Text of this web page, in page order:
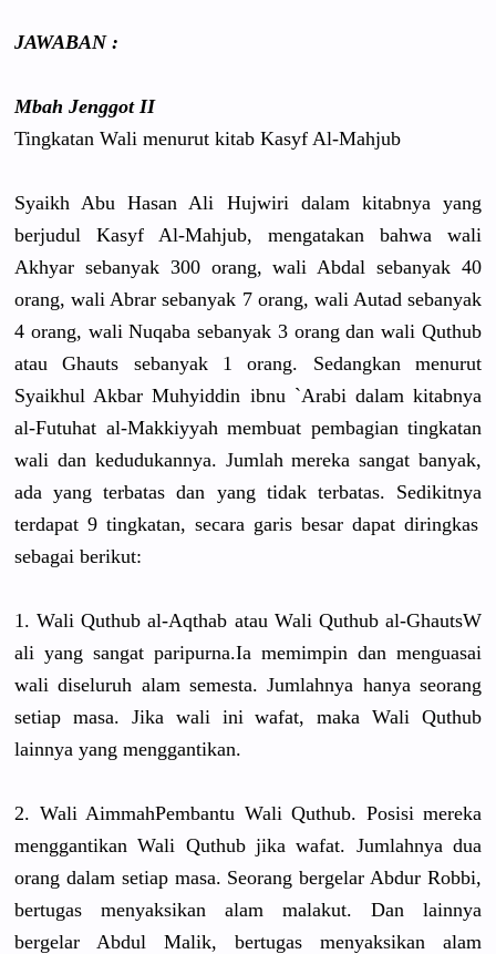
JAWABAN :
Mbah Jenggot II
Tingkatan Wali menurut kitab Kasyf Al-Mahjub
Syaikh Abu Hasan Ali Hujwiri dalam kitabnya yang
berjudul Kasyf Al-Mahjub, mengatakan bahwa wali
Akhyar sebanyak 300 orang, wali Abdal sebanyak 40
orang, wali Abrar sebanyak 7 orang, wali Autad sebanyak
4 orang, wali Nuqaba sebanyak 3 orang dan wali Quthub
atau Ghauts sebanyak 1 orang. Sedangkan menurut
Syaikhul Akbar Muhyiddin ibnu `Arabi dalam kitabnya
al-Futuhat al-Makkiyyah membuat pembagian tingkatan
wali dan kedudukannya. Jumlah mereka sangat banyak,
ada yang terbatas dan yang tidak terbatas. Sedikitnya
terdapat 9 tingkatan, secara garis besar dapat diringkas
sebagai berikut:
1. Wali Quthub al-Aqthab atau Wali Quthub al-GhautsW
ali yang sangat paripurna.Ia memimpin dan menguasai
wali diseluruh alam semesta. Jumlahnya hanya seorang
setiap masa. Jika wali ini wafat, maka Wali Quthub
lainnya yang menggantikan.
2. Wali AimmahPembantu Wali Quthub. Posisi mereka
menggantikan Wali Quthub jika wafat. Jumlahnya dua
orang dalam setiap masa. Seorang bergelar Abdur Robbi,
bertugas menyaksikan alam malakut. Dan lainnya
bergelar Abdul Malik, bertugas menyaksikan alam